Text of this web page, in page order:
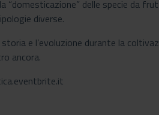
“domesticazione” delle specie da
diverse.
e l’evoluzione durante la
ancora.